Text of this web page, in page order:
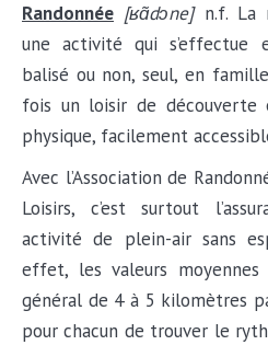
Randonnée [ʁɑ̃dɔne]n.f. La
une activité qui s’effectue
balisé ou non, seul, en
fois un loisir de découverte
physique, facilement
Avec l’Association de
Loisirs, c’est surtout
activité de plein-air sans
effet, les valeurs
général de 4 à 5 kilomètres
pour chacun de trouver le